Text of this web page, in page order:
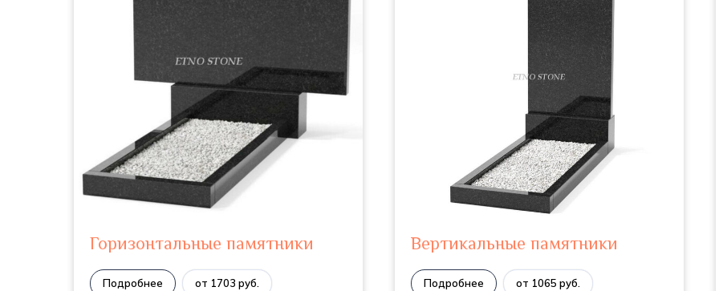
Горизонтальные памятники
Подробнее от 1703 руб.
Вертикальные памятники
Подробнее от 1065 руб.